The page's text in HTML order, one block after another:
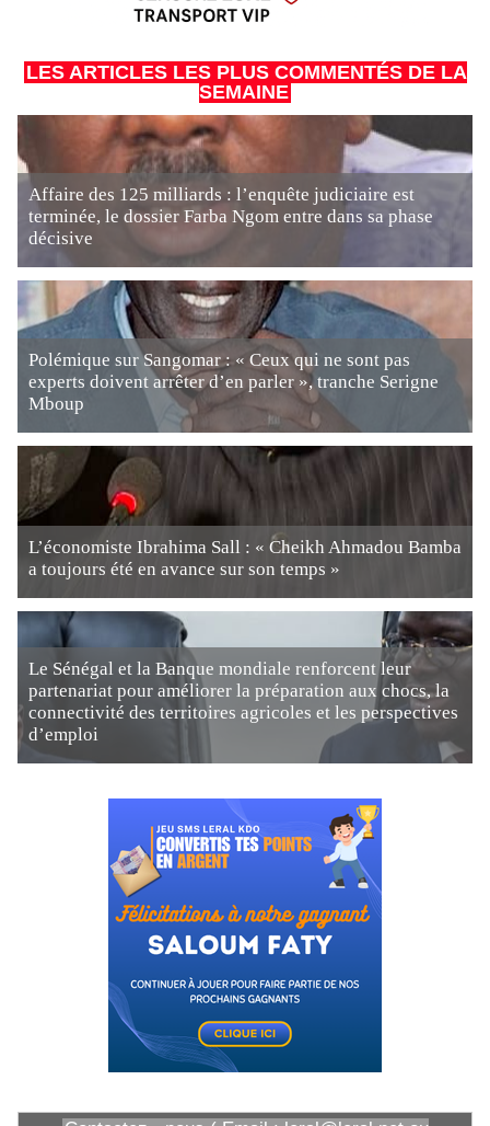
LES ARTICLES LES PLUS COMMENTÉS DE LA
SEMAINE
Affaire des 125 milliards : l’enquête judiciaire est
terminée, le dossier Farba Ngom entre dans sa phase
décisive
Polémique sur Sangomar : « Ceux qui ne sont pas
experts doivent arrêter d’en parler », tranche Serigne
Mboup
L’économiste Ibrahima Sall : « Cheikh Ahmadou Bamba
a toujours été en avance sur son temps »
Le Sénégal et la Banque mondiale renforcent leur
partenariat pour améliorer la préparation aux chocs, la
connectivité des territoires agricoles et les perspectives
d’emploi